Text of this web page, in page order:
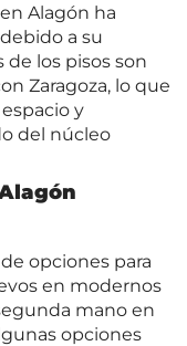
Alagón ha
a su
los pisos son
Zaragoza, lo que
y
del núcleo
opciones para
en modernos
mano en
opciones